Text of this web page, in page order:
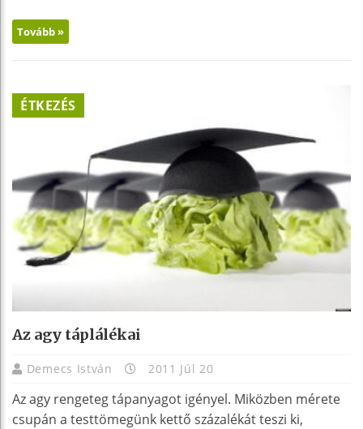
Tovább »
ÉTKEZÉS
Az agy táplálékai
Demecs István 2011 Júl 20
Az agy rengeteg tápanyagot igényel. Miközben mérete
csupán a testtömegünk kettő százalékát teszi ki,